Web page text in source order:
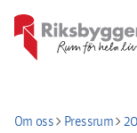
Om osschevron_rightPressrumchevron_right